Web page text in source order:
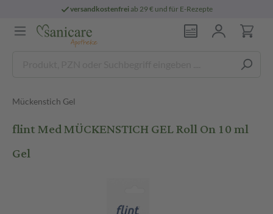
versandkostenfreiab 29 € und für E-Rezepte
Mückenstich Gel
flint Med MÜCKENSTICH GEL Roll On 10 ml
Gel